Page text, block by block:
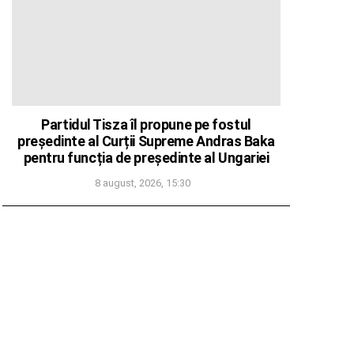
Partidul Tisza îl propune pe fostul
președinte al Curții Supreme Andras Baka
pentru funcția de președinte al Ungariei
8 august, 2026, 15:30